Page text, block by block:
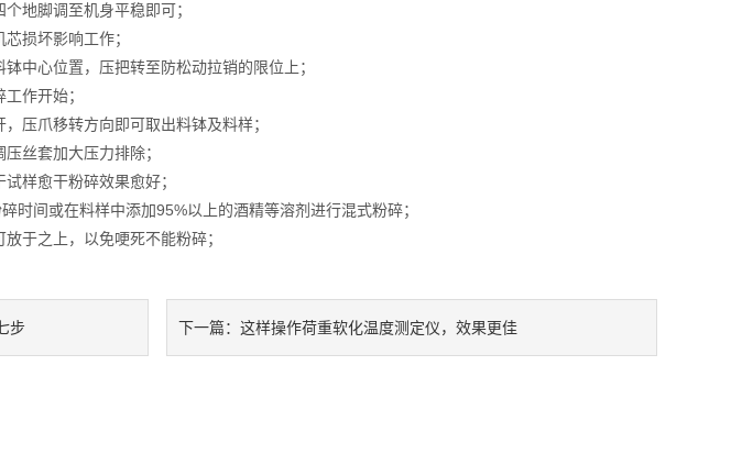
地脚调至机身平稳即可；
损坏影响工作；
心位置，压把转至防松动拉销的限位上；
作开始；
爪移转方向即可取出料钵及料样；
丝套加大压力排除；
样愈干粉碎效果愈好；
间或在料样中添加95%以上的酒精等溶剂进行混式粉碎；
于之上，以免哽死不能粉碎；
步 下一篇：这样操作荷重软化温度测定仪，效果更佳